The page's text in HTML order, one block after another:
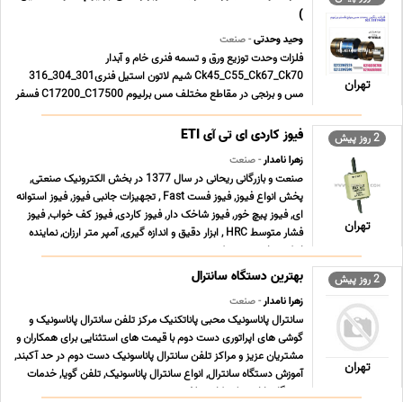
تهران
)
وحید وحدتی- صنعت
فلزات وحدت توزیع ورق و تسمه فنری خام و آبدار
Ck45_C55_Ck67_Ck70 شیم لاتون استیل فنری301_304_316
مس و برنجی در مقاطع مختلف مس برلیوم C17200_C17500 فسفر
برنز Cusn6_Cusn8 آلومینیوم معمولی و آلیاژی
2 روز پیش
تهران
فیوز کاردی ای تی آی ETI
زهرا نامدار- صنعت
صنعت و بازرگانی ریحانی در سال 1377 در بخش الکترونیک صنعتی,
پخش انواع فیوز, فیوز فست Fast , تجهیزات جانبی فیوز, فیوز استوانه
ای, فیوز پیچ خور, فیوز شاخک دار, فیوز کاردی, فیوز کف خواب, فیوز
فشار متوسط HRC , ابزار دقیق و اندازه گیری, آمپر متر ارزان, نماینده
اینکودر, اینورتر, ‎پروژکت ... ...
2 روز پیش
تهران
بهترین دستگاه سانترال
زهرا نامدار- صنعت
سانترال پاناسونیک محبی پاناتکنیک مرکز تلفن سانترال پاناسونیک و
گوشی های اپراتوری دست دوم با قیمت های استثنایی برای همکاران و
مشتریان عزیز و مراکز تلفن سانترال پاناسونیک دست دوم در حد آکبند,
آموزش دستگاه سانترال, انواع سانترال پاناسونیک, تلفن گویا, خدمات
دستگاه پاناسونیک, کارت تلف ... ...